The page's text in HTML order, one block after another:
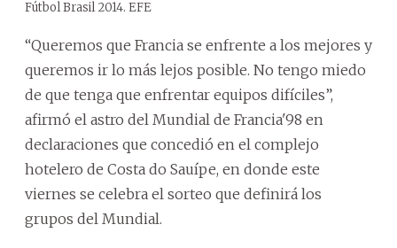
Fútbol Brasil 2014. EFE
“Queremos que Francia se enfrente a los mejores y
queremos ir lo más lejos posible. No tengo miedo
de que tenga que enfrentar equipos difíciles”,
afirmó el astro del Mundial de Francia'98 en
declaraciones que concedió en el complejo
hotelero de Costa do Sauípe, en donde este
viernes se celebra el sorteo que definirá los
grupos del Mundial.